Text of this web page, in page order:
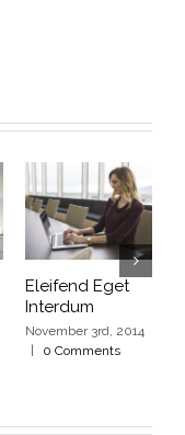
Eleifend Eget
Interdum
November 3rd, 2014
|
0 Comments